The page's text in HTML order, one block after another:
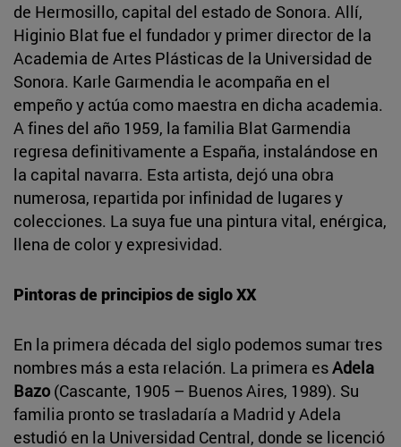
de Hermosillo, capital del estado de Sonora. Allí,
Higinio Blat fue el fundador y primer director de la
Academia de Artes Plásticas de la Universidad de
Sonora. Karle Garmendia le acompaña en el
empeño y actúa como maestra en dicha academia.
A fines del año 1959, la familia Blat Garmendia
regresa definitivamente a España, instalándose en
la capital navarra. Esta artista, dejó una obra
numerosa, repartida por infinidad de lugares y
colecciones. La suya fue una pintura vital, enérgica,
llena de color y expresividad.
Pintoras de principios de siglo XX
En la primera década del siglo podemos sumar tres
nombres más a esta relación. La primera esAdela
Bazo (Cascante, 1905 – Buenos Aires, 1989). Su
familia pronto se trasladaría a Madrid y Adela
estudió en la Universidad Central, donde se licenció